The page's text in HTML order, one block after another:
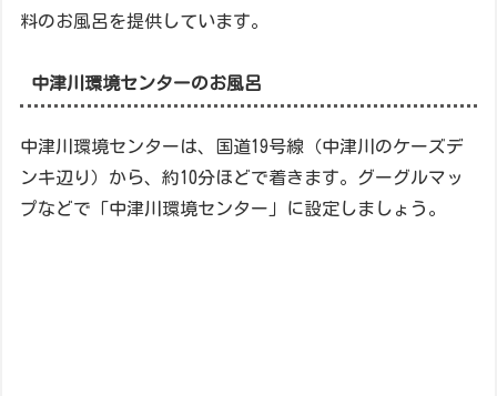
料のお風呂を提供しています。
中津川環境センターのお風呂
中津川環境センターは、国道19号線（中津川のケーズデ
ンキ辺り）から、約10分ほどで着きます。グーグルマッ
プなどで「中津川環境センター」に設定しましょう。